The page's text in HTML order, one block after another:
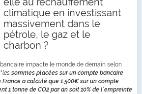
climatique en investissant
massivement dans le
pétrole, le gaz et le
charbon ?
impacte le monde de demain selon
les sommes placées sur un compte bancaire
a calculé que 1.500€ sur un compte
1 tonne de CO2 par an soit 10% de l'empreinte